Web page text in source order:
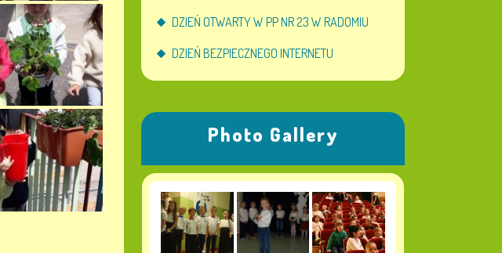
DZIEŃ OTWARTY W PP NR 23 W RADOMIU
DZIEŃ BEZPIECZNEGO INTERNETU
Photo Gallery